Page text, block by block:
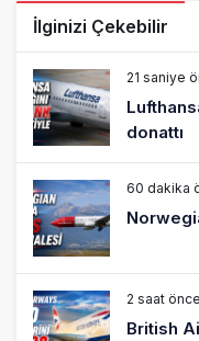
İlginizi Çekebilir
21 saniye
donattı
60 dakika
2 saat önce
British